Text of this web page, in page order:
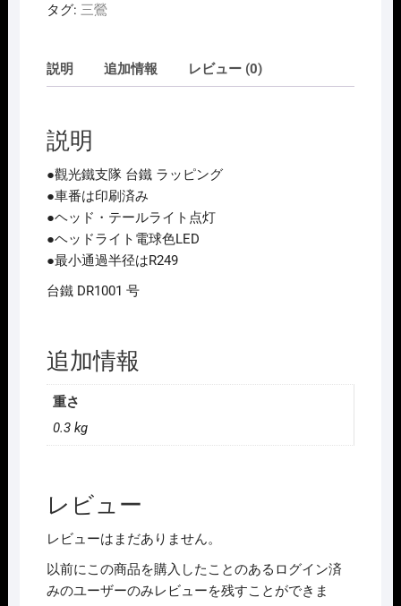
創
三
鶯
SANYING
限
定
DR1000
光
支
鐵
ラ
ッ
ピ
ン
号
個
タグ: 三鶯
説明 追加情報 レビュー (0)
説明
●觀光鐵支隊 台鐵 ラッピング
●車番は印刷済み
●ヘッド・テールライト点灯
●ヘッドライト電球色LED
●最小通過半径はR249
台鐵 DR1001 号
追加情報
重さ
0.3 kg
レビュー
レビューはまだありません。
以前にこの商品を購入したことのあるログイン済
みのユーザーのみレビューを残すことができま